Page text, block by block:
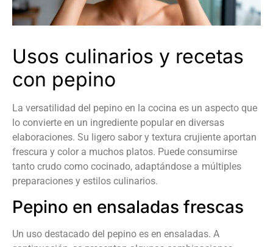
Usos culinarios y recetas
con pepino
La versatilidad del pepino en la cocina es un aspecto que
lo convierte en un ingrediente popular en diversas
elaboraciones. Su ligero sabor y textura crujiente aportan
frescura y color a muchos platos. Puede consumirse
tanto crudo como cocinado, adaptándose a múltiples
preparaciones y estilos culinarios.
Pepino en ensaladas frescas
Un uso destacado del pepino es en ensaladas. A